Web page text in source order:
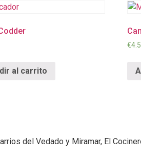
al carrito
€
del Vedado y Miramar, El